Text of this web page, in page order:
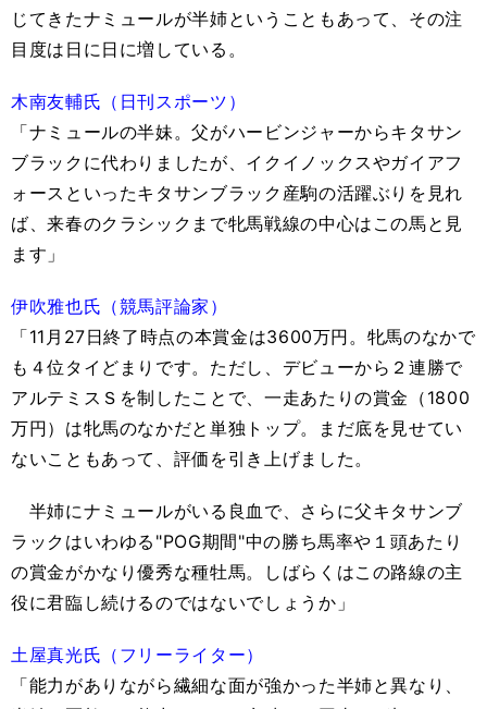
じてきたナミュールが半姉ということもあって、その注
目度は日に日に増している。
木南友輔氏（日刊スポーツ）
「ナミュールの半妹。父がハービンジャーからキタサン
ブラックに代わりましたが、イクイノックスやガイアフ
ォースといったキタサンブラック産駒の活躍ぶりを見れ
ば、来春のクラシックまで牝馬戦線の中心はこの馬と見
ます」
伊吹雅也氏（競馬評論家）
「11月27日終了時点の本賞金は3600万円。牝馬のなかで
も４位タイどまりです。ただし、デビューから２連勝で
アルテミスＳを制したことで、一走あたりの賞金（1800
万円）は牝馬のなかだと単独トップ。まだ底を見せてい
ないこともあって、評価を引き上げました。
半姉にナミュールがいる良血で、さらに父キタサンブ
ラックはいわゆる"POG期間"中の勝ち馬率や１頭あたり
の賞金がかなり優秀な種牡馬。しばらくはこの路線の主
役に君臨し続けるのではないでしょうか」
土屋真光氏（フリーライター）
「能力がありながら繊細な面が強かった半姉と異なり、